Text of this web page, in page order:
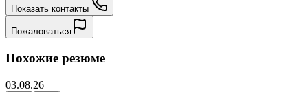
Показать контакты
Пожаловаться
Похожие резюме
03.08.26